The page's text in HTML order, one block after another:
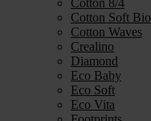
Cotton 8/4
Cotton Soft Bio
Cotton Waves
Crealino
Diamond
Eco Baby
Eco Soft
Eco Vita